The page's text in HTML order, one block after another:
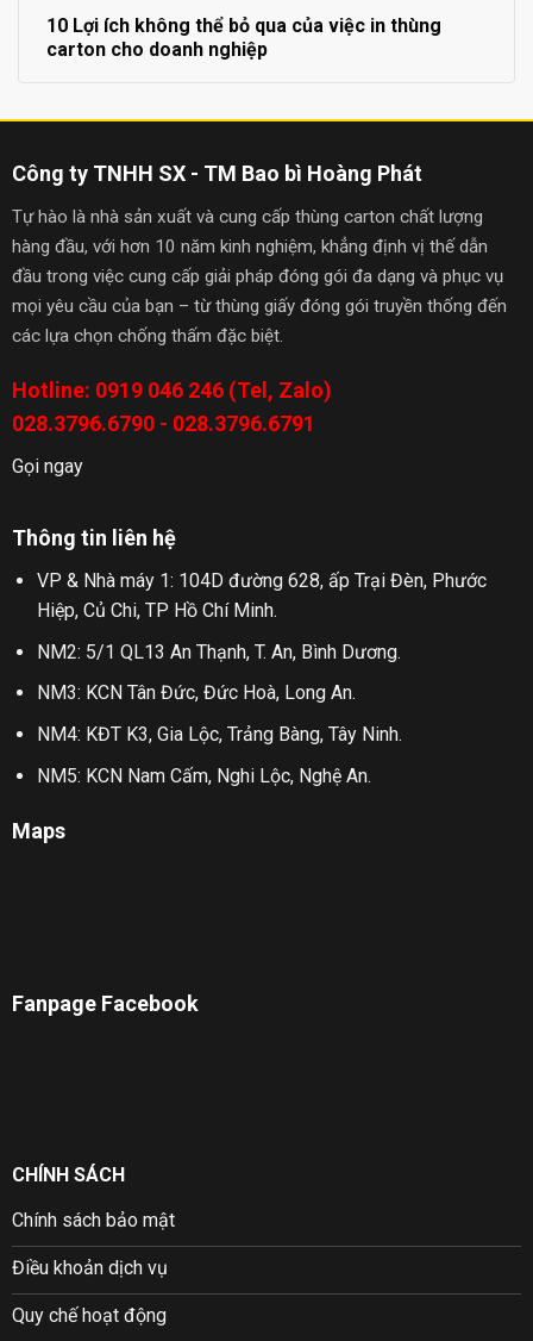
10 Lợi ích không thể bỏ qua của việc in thùng
carton cho doanh nghiệp
Công ty TNHH SX - TM Bao bì Hoàng Phát
Tự hào là nhà sản xuất và cung cấp thùng carton chất lượng
hàng đầu, với hơn 10 năm kinh nghiệm, khẳng định vị thế dẫn
đầu trong việc cung cấp giải pháp đóng gói đa dạng và phục vụ
mọi yêu cầu của bạn – từ thùng giấy đóng gói truyền thống đến
các lựa chọn chống thấm đặc biệt.
Hotline: 0919 046 246 (Tel, Zalo)
028.3796.6790 - 028.3796.6791
Gọi ngay
Thông tin liên hệ
VP & Nhà máy 1: 104D đường 628, ấp Trại Đèn, Phước
Hiệp, Củ Chi, TP Hồ Chí Minh.
NM2: 5/1 QL13 An Thạnh, T. An, Bình Dương.
NM3: KCN Tân Đức, Đức Hoà, Long An.
NM4: KĐT K3, Gia Lộc, Trảng Bàng, Tây Ninh.
NM5: KCN Nam Cấm, Nghi Lộc, Nghệ An.
Maps
Fanpage Facebook
CHÍNH SÁCH
Chính sách bảo mật
Điều khoản dịch vụ
Quy chế hoạt động